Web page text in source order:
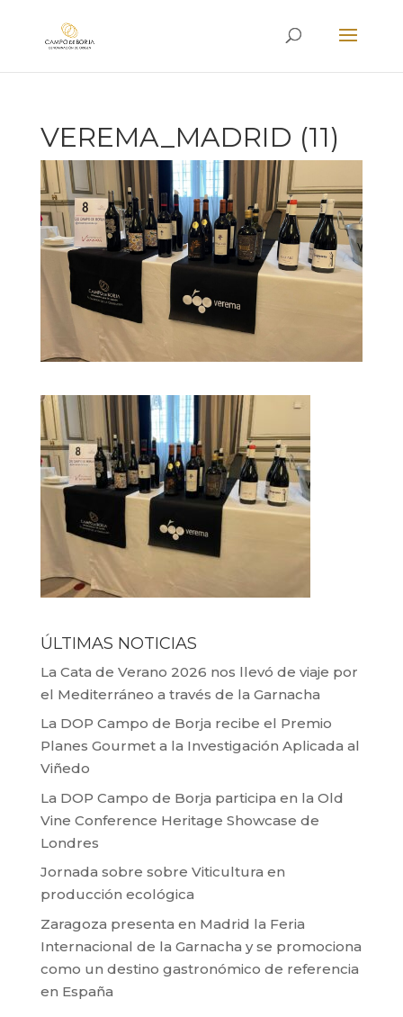
VEREMA_MADRID (11)
ÚLTIMAS NOTICIAS
La Cata de Verano 2026 nos llevó de viaje por
el Mediterráneo a través de la Garnacha
La DOP Campo de Borja recibe el Premio
Planes Gourmet a la Investigación Aplicada al
Viñedo
La DOP Campo de Borja participa en la Old
Vine Conference Heritage Showcase de
Londres
Jornada sobre sobre Viticultura en
producción ecológica
Zaragoza presenta en Madrid la Feria
Internacional de la Garnacha y se promociona
como un destino gastronómico de referencia
en España